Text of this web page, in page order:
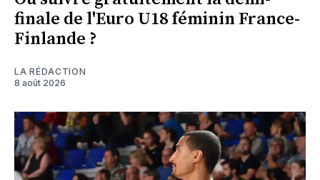
finale de l'Euro U18 féminin France-
Finlande ?
LA RÉDACTION
8 août 2026